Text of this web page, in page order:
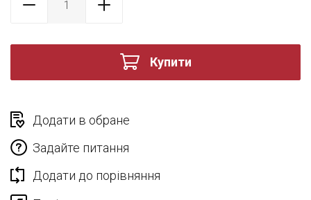
Купити
Додати в обране
Задайте питання
Додати до порівняння